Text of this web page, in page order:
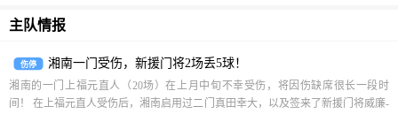
主队情报
伤停 湘南一门受伤，新援门将2场丢5球！
湘南的一门上福元直人（20场）在上月中旬不幸受伤，将因伤缺席很长一段时
间！ 在上福元直人受伤后，湘南启用过二门真田幸大，以及签来了新援门将威廉-